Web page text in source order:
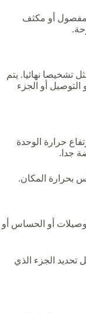
أو مكثف
تشخيصا نهائيا. يتم
أو الجزء
حرارة الوحدة
جدا.
بحرارة المكان.
أو الحساس أو
تحديد الجزء الذي